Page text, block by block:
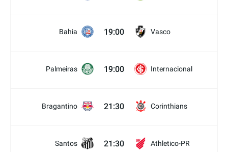
Bahia 19:00 Vasco
Palmeiras 19:00 Internacional
Bragantino 21:30 Corinthians
Santos 21:30 Athletico-PR